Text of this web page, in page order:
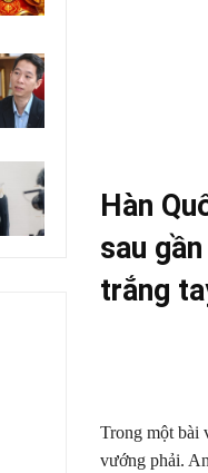
Hàn
sau
trắng
Trong một bài
vướng phải.